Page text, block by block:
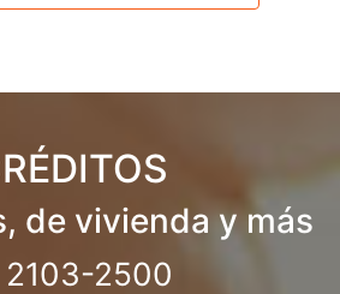
de vivienda y más
2103-2500